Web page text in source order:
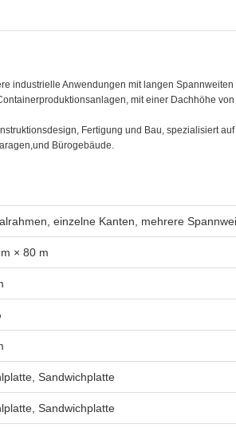
industrielle Anwendungen mit langen
mit einer Dachhöhe
Fertigung und Bau, spezialisiert auf
Bürogebäude.
einzelne Kanten, mehrere
× 80 m
Sandwichplatte
Sandwichplatte